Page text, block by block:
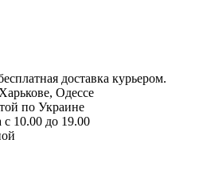
доставка курьером.
Одессе
по Украине
с 10.00 до 19.00